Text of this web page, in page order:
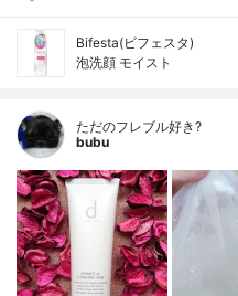
Bifesta(ビフェスタ)
泡洗顔 モイスト
ただのフレブル好き?
bubu